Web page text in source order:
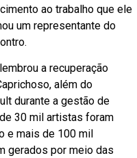
ao trabalho que ele
um representante do
a recuperação
além do
durante a gestão de
30 mil artistas foram
e mais de 100 mil
gerados por meio das